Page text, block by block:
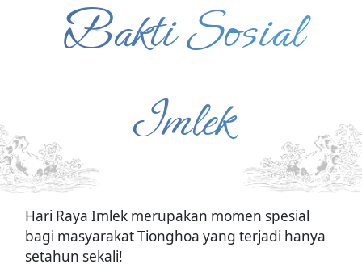
Bakti Sosial
Imlek
Hari Raya Imlek merupakan momen spesial
bagi masyarakat Tionghoa yang terjadi hanya
setahun sekali!